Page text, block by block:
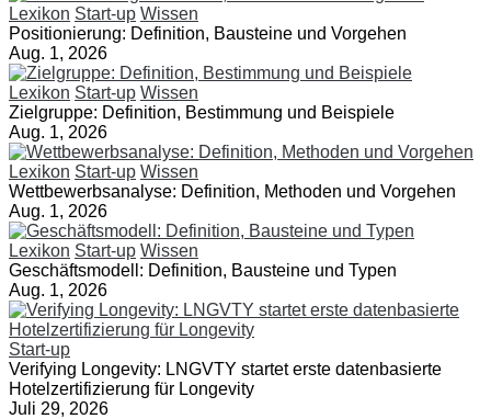
Lexikon Start-up Wissen
Positionierung: Definition, Bausteine und Vorgehen
Aug. 1, 2026
Lexikon Start-up Wissen
Zielgruppe: Definition, Bestimmung und Beispiele
Aug. 1, 2026
Lexikon Start-up Wissen
Wettbewerbsanalyse: Definition, Methoden und Vorgehen
Aug. 1, 2026
Lexikon Start-up Wissen
Geschäftsmodell: Definition, Bausteine und Typen
Aug. 1, 2026
Start-up
Verifying Longevity: LNGVTY startet erste datenbasierte
Hotelzertifizierung für Longevity
Juli 29, 2026